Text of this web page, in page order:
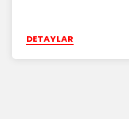
DETAYLAR